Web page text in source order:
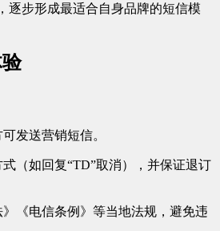
逐步形成最适合自身品牌的短信模
发送营销短信。
（如回复“TD”取消），并保证退订
《电信条例》等当地法规，避免违